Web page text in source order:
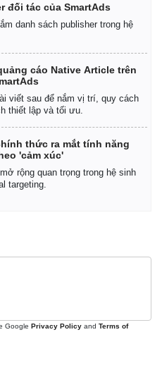
Tiêu dùng
Tỷ giá
đối tác của SmartAds
danh sách publisher trong hệ
cáo Native Article trên
viết sau để nắm vị trí, quy cách
thiết lập và tối ưu.
thức ra mắt tính năng
'cảm xúc'
rộng quan trọng trong hệ sinh
targeting.
Google Privacy Policy and Terms of